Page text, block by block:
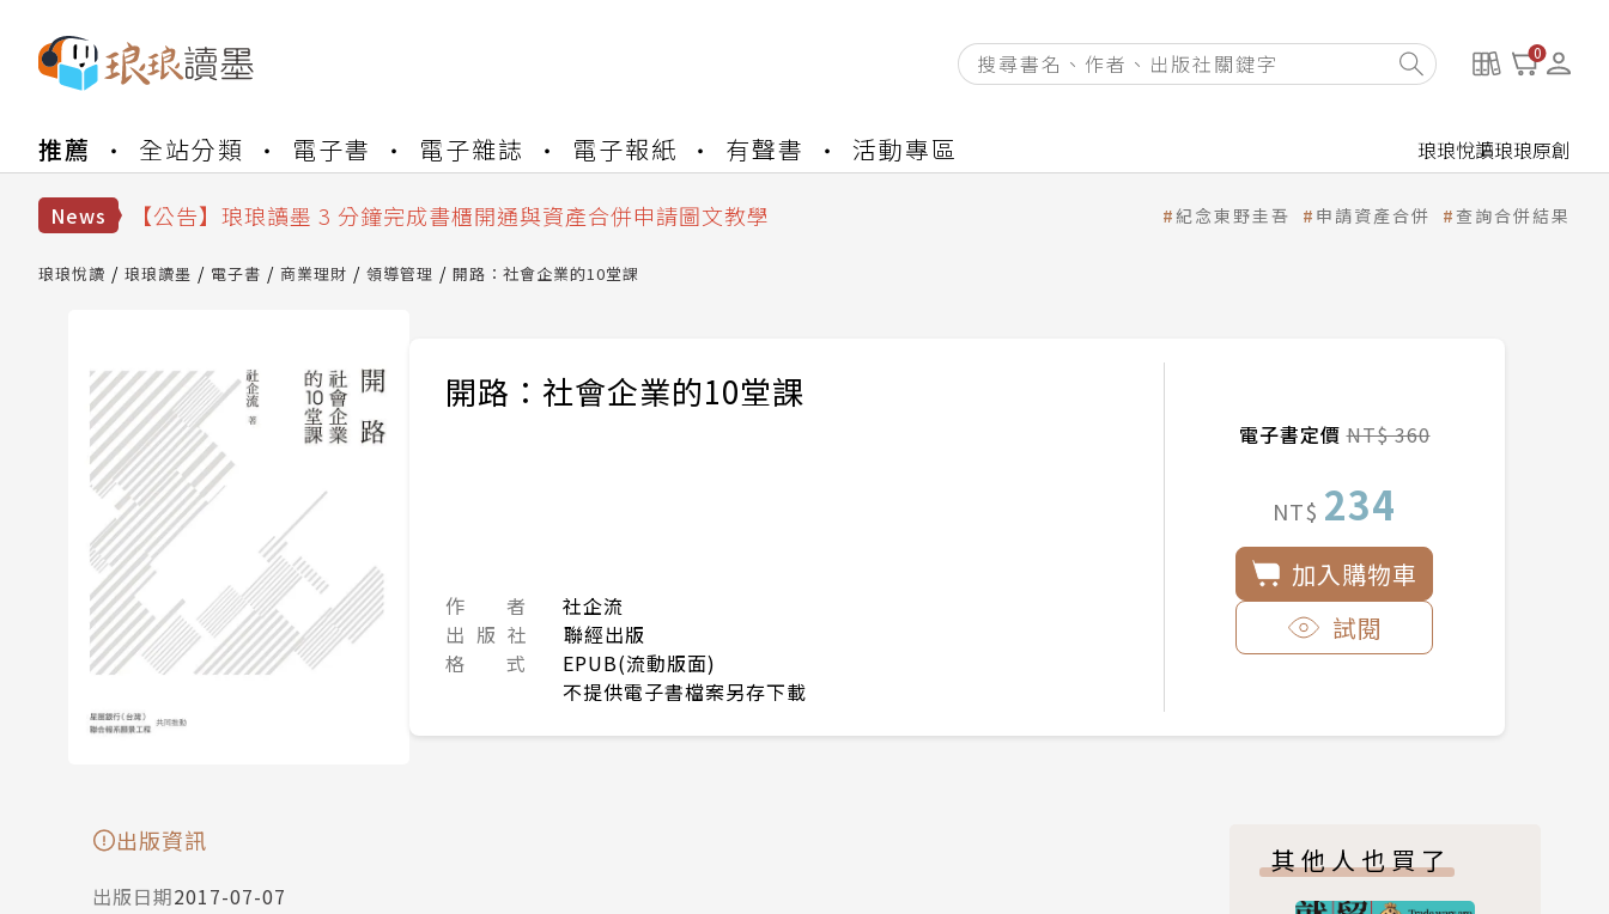
0
推薦 全站分類 電子書 電子雜誌 電子報紙 有聲書 活動專區 琅琅悅讀琅琅原創
News
【公告】琅琅讀墨數位閱讀資產合併與書櫃開通申請
【公告】琅琅讀墨 3 分鐘完成書櫃開通與資產合併申請圖文教學
【公告】琅琅讀墨數位閱讀資產合併與書櫃開通申請
紀念東野圭吾 申請資產合併 查詢合併結果
琅琅悅讀 琅琅讀墨 電子書 商業理財 領導管理 開路：社會企業的10堂課
開路：社會企業的10堂課
作 者
社企流
出 版 社
聯經出版
格 式
EPUB(流動版面)
不提供電子書檔案另存下載
電子書定價NT$ 360
NT$ 234
加入購物車
試閱
出版資訊
出版日期2017-07-07
其他人也買了